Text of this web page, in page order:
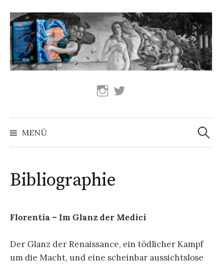
zum
Inhalt
Instagram
MENÜ
Suchen
nach:
Bibliographie
Florentia – Im Glanz der Medici
Der Glanz der Renaissance, ein tödlicher Kampf
um die Macht, und eine scheinbar aussichtslose